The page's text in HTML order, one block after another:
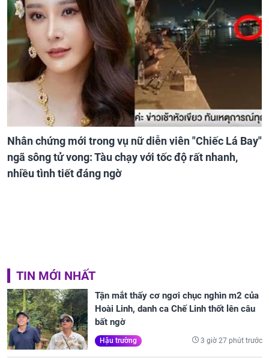
Nhân chứng mới trong vụ nữ diễn viên "Chiếc Lá Bay"
ngã sông tử vong: Tàu chạy với tốc độ rất nhanh,
nhiều tình tiết đáng ngờ
TIN MỚI NHẤT
Tận mắt thấy cơ ngơi chục nghìn m2 của
Hoài Linh, danh ca Chế Linh thốt lên câu
bất ngờ
Hậu trường 3 giờ 27 phút trước